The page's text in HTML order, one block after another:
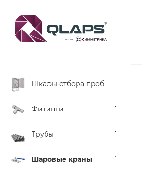
Шкафы отбора проб
Фитинги
Трубы
Шаровые краны